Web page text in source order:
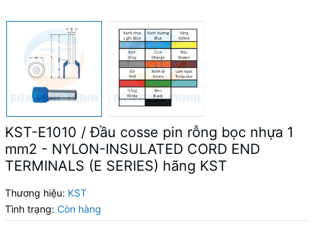
KST-E1010 / Đầu cosse pin rỗng bọc nhựa 1
mm2 - NYLON-INSULATED CORD END
TERMINALS (E SERIES) hãng KST
Thương hiệu: KST
Tình trạng: Còn hàng